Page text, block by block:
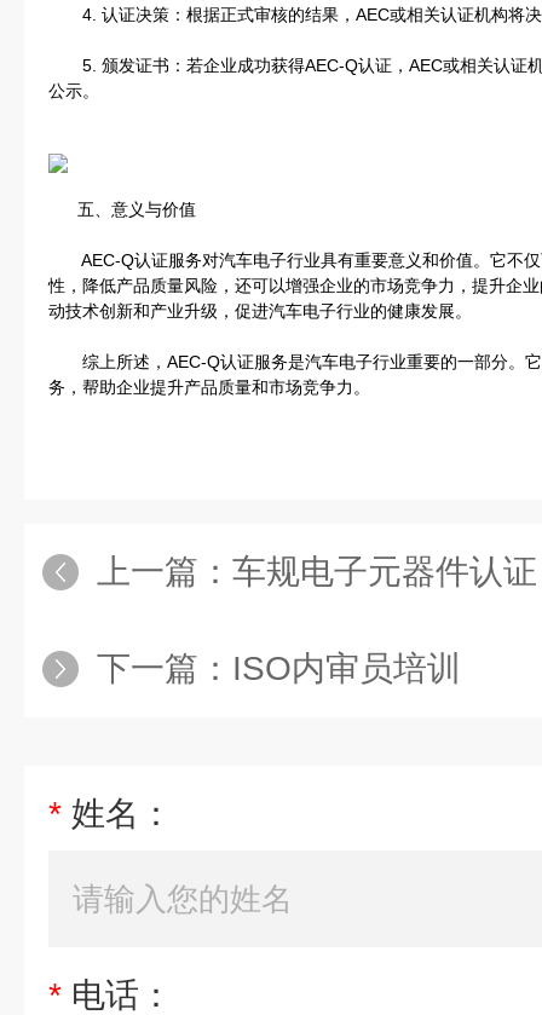
4. 认证决策：根据正式审核的结果，AEC或相关认证机构将
5. 颁发证书：若企业成功获得AEC-Q认证，AEC或相关认证
公示。
五、意义与价值
AEC-Q认证服务对汽车电子行业具有重要意义和价值。它不
性，降低产品质量风险，还可以增强企业的市场竞争力，提升企
动技术创新和产业升级，促进汽车电子行业的健康发展。
综上所述，AEC-Q认证服务是汽车电子行业重要的一部分。
务，帮助企业提升产品质量和市场竞争力。
上一篇： 车规电子元器件认证
下一篇： ISO内审员培训
* 姓名：
* 电话：